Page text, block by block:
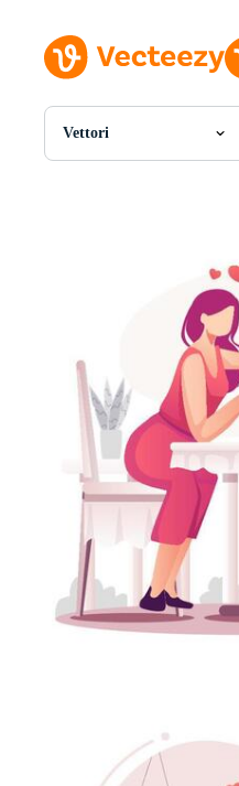
Vettori
Tutte Immagini
Motion graphics
Immagini Editoriali
Eventi Editoriali